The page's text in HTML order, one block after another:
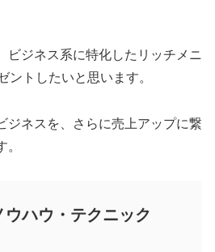
ビジネス系に特化したリッチメニ
ントしたいと思います。
ジネスを、さらに売上アップに繋
ハウ・テクニック